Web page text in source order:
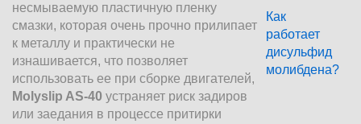
несмываемую пластичную пленку
смазки, которая очень прочно прилипает
к металлу и практически не
изнашивается, что позволяет
использовать ее при сборке двигателей,
Molyslip AS-40 устраняет риск задиров
или заедания в процессе притирки
Как
работает
дисульфид
молибдена?